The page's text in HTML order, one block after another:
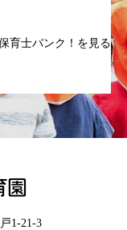
育士バンク！を見る
1-21-3